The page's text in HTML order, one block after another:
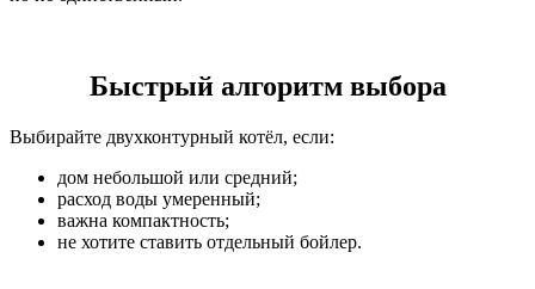
Быстрый алгоритм выбора
Выбирайте двухконтурный котёл, если:
дом небольшой или средний;
расход воды умеренный;
важна компактность;
не хотите ставить отдельный бойлер.